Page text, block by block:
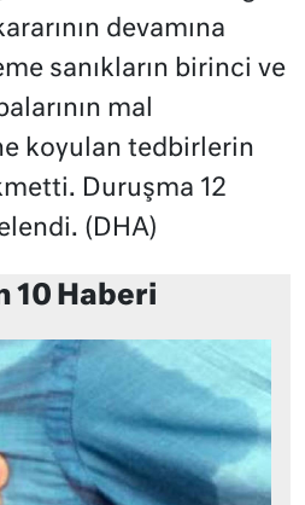
devamına
sanıkların birinci ve
mal
koyulan tedbirlerin
Duruşma 12
(DHA)
10 Haberi